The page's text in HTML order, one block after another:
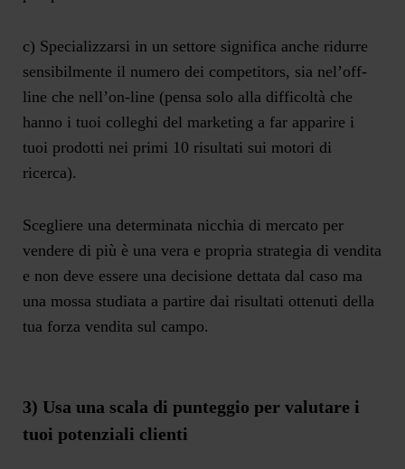
c) Specializzarsi in un settore significa anche ridurre
sensibilmente il numero dei competitors, sia nel’off-
line che nell’on-line (pensa solo alla difficoltà che
hanno i tuoi colleghi del marketing a far apparire i
tuoi prodotti nei primi 10 risultati sui motori di
ricerca).
Scegliere una determinata nicchia di mercato per
vendere di più è una vera e propria strategia di vendita
e non deve essere una decisione dettata dal caso ma
una mossa studiata a partire dai risultati ottenuti della
tua forza vendita sul campo.
3) Usa una scala di punteggio per valutare i
tuoi potenziali clienti